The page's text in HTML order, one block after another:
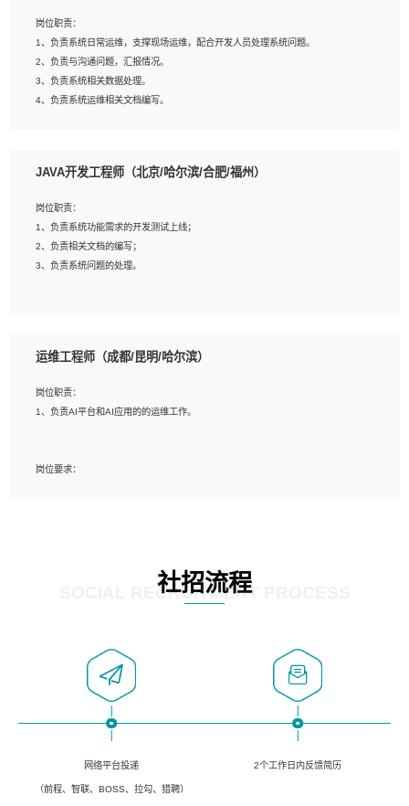
征，可独立提出完整的优化方案,并推动方案执行达成结果；熟练使用PPT、
WORD、EXCEL等办公软件；
3、深入理解公司各项AI产品和技术信息；具有较强的文档编写能力，能独立撰写
PPT、方案建议书等，面试时需携带个人制作的专业PPT文件进行展示。
岗位职责：
1、负责系统日常运维，支撑现场运维，配合开发人员处理系统问题。
2、负责与沟通问题，汇报情况。
3、负责系统相关数据处理。
4、负责系统运维相关文档编写。
岗位要求：
2、精通linux命令。
3、熟悉oracle、mysql 数据库。
4、善于沟通，具有良好的团队合作精神和协作能力。
5、必须有实际的生产环境系统维护经验。
JAVA开发工程师（北京/哈尔滨/合肥/福州）
岗位职责：
1、负责系统功能需求的开发测试上线；
2、负责相关文档的编写；
3、负责系统问题的处理。
2、熟悉linux命令；
4、熟练使用oracle、mysql进行开发；
5、熟悉流程开发如使用activiti；
运维工程师（成都/昆明/哈尔滨）
岗位职责：
1、负责AI平台和AI应用的的运维工作。
岗位要求：
4、掌握DevOps思想、方法和流程。Jenkins工具使用；
5、掌握常见中间件配置与优化，如mysql、nginx等；
社招流程
SOCIAL RECRUITMENT PROCESS
网络平台投递
（前程、智联、BOSS、拉勾、猎聘）
2个工作日内反馈简历